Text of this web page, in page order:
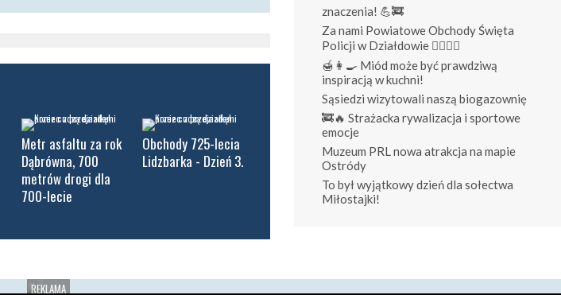
Metr asfaltu za rok
Dąbrówna, 700
metrów drogi dla
700-lecie
Obchody 725-lecia
Lidzbarka - Dzień 3.
znaczenia! 💪🚒
Za nami Powiatowe Obchody Święta
Policji w Działdowie 👮‍♀️👮‍♂️
🍯👩‍🍳 Miód może być prawdziwą
inspiracją w kuchni!
Sąsiedzi wizytowali naszą biogazownię
🚒🔥 Strażacka rywalizacja i sportowe
emocje
Muzeum PRL nowa atrakcja na mapie
Ostródy
To był wyjątkowy dzień dla sołectwa
Miłostajki!